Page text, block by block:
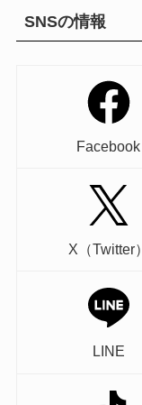
SNSの情報
Facebook
X（Twitter）
LINE